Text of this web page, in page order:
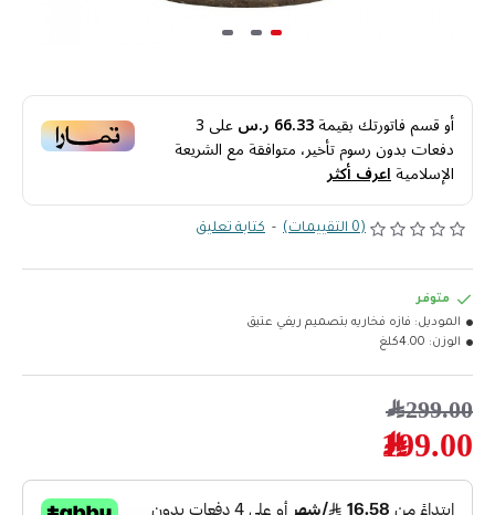
أو قسم فاتورتك بقيمة66.33 ر.س على3
دفعات بدون رسوم تأخير، متوافقة مع الشريعة
الإسلاميةاعرف أكثر
(0 التقييمات) - كتابة تعليق
199.00﷼
299.00﷼
متوفر
الموديل: فازه فخاريه بتصميم ريفي عتيق
الوزن: 4.00كلغ